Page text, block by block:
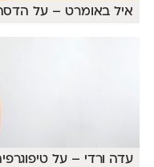
איל באומרט – על הדסה, ריבוע
עדה ורדי – על